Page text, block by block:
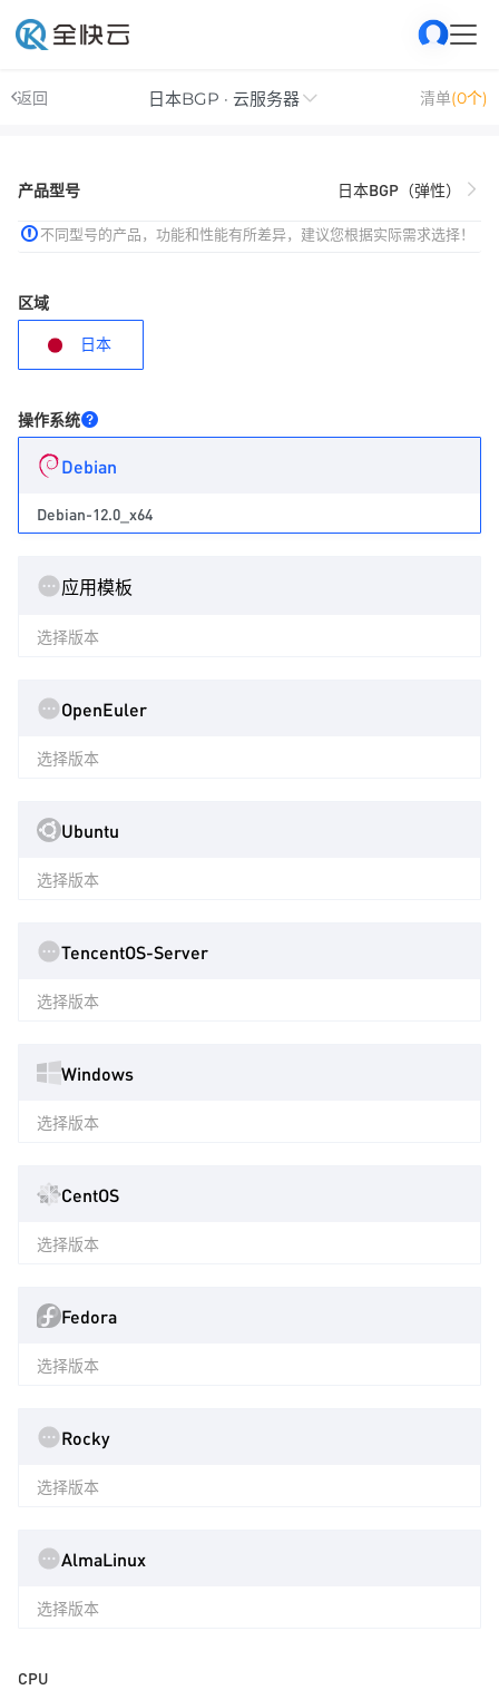
返回 日本BGP · 云服务器 清单(0个)
产品型号 日本BGP（弹性）
不同型号的产品，功能和性能有所差异，建议您根据实际需求选择！
区域
日本
操作系统
Debian
Debian-12.0_x64
应用模板
选择版本
OpenEuler
选择版本
Ubuntu
选择版本
TencentOS-Server
选择版本
Windows
选择版本
CentOS
选择版本
Fedora
选择版本
Rocky
选择版本
AlmaLinux
选择版本
CPU